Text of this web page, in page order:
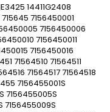
14411G2408
7156450001
7156450006
7156450011
7156450016
71564510 71564511
71564517 71564518
7156455001S
7156455005S
7156455009S